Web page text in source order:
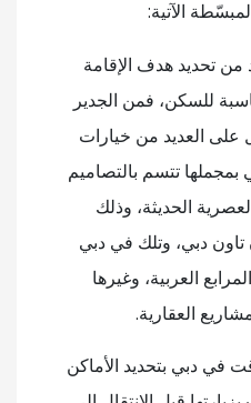
الآتية:
من تحديد هدف الإقامة
للسكن، فمن الجدير
على العديد من خيارات
بمجملها تتسم بالتصاميم
الحديثة، وذلك
تاون دبي، وتلك في دبي
العربية، وغيرها
العقارية.
في دبي بتحديد الأماكن